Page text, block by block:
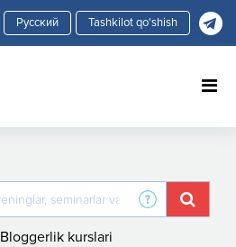
Tashkilot qo'shish
Bloggerlik kurslari